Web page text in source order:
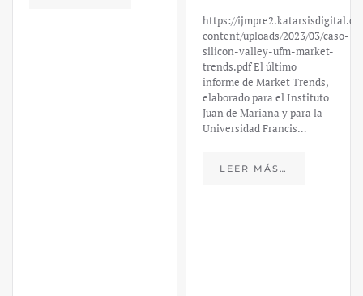
elaborado para el Instituto
Juan de Mariana y para la
Universidad Francis…
LEER MÁS…